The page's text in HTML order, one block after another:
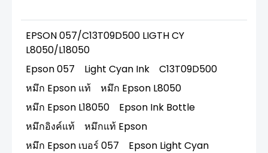
EPSON 057/C13T09D500 LIGTH CY
L8050/L18050
Epson 057
Light Cyan Ink
C13T09D500
หมึก Epson แท้
หมึก Epson L8050
หมึก Epson L18050
Epson Ink Bottle
หมึกอิงค์แท้
หมึกแท้ Epson
หมึก Epson เบอร์ 057
Epson Light Cyan